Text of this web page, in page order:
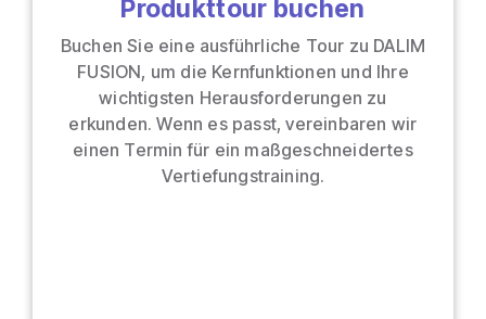
Produkttour buchen
Buchen Sie eine ausführliche Tour zu DALIM
FUSION, um die Kernfunktionen und Ihre
wichtigsten Herausforderungen zu
erkunden. Wenn es passt, vereinbaren wir
einen Termin für ein maßgeschneidertes
Vertiefungstraining.